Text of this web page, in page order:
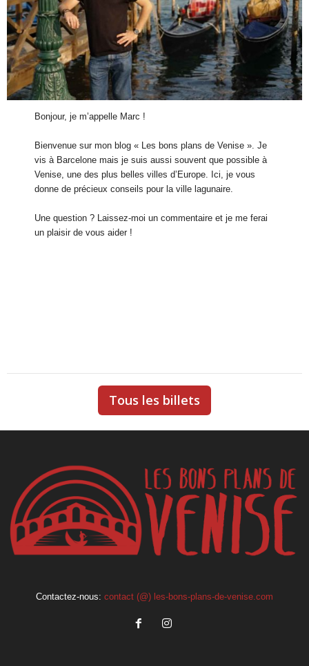
Bonjour, je m’appelle Marc !
Bienvenue sur mon blog « Les bons plans de Venise ». Je
vis à Barcelone mais je suis aussi souvent que possible à
Venise, une des plus belles villes d’Europe. Ici, je vous
donne de précieux conseils pour la ville lagunaire.
Une question ? Laissez-moi un commentaire et je me ferai
un plaisir de vous aider !
Tous les billets
Contactez-nous: contact (@) les-bons-plans-de-venise.com